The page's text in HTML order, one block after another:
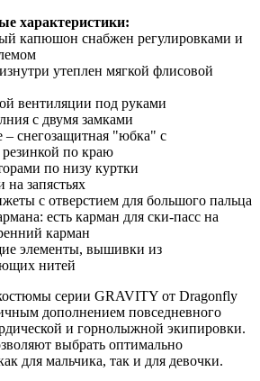
характеристики:
капюшон снабжен регулировками и
утеплен мягкой флисовой
вентиляции под руками
с двумя замками
– снегозащитная "юбка" с
резинкой по краю
по низу куртки
запястьях
с отверстием для большого пальца
есть карман для ски-пасс на
карман
элементы, вышивки из
нитей
серии GRAVITY от Dragonfly
дополнением повседневного
и горнолыжной экипировки.
выбрать оптимально
для мальчика, так и для девочки.